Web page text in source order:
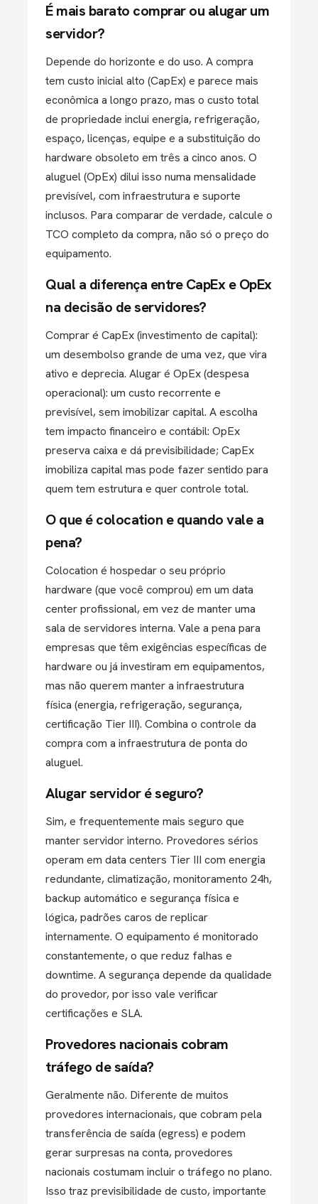
É mais barato comprar ou alugar um
servidor?
Depende do horizonte e do uso. A compra
tem custo inicial alto (CapEx) e parece mais
econômica a longo prazo, mas o custo total
de propriedade inclui energia, refrigeração,
espaço, licenças, equipe e a substituição do
hardware obsoleto em três a cinco anos. O
aluguel (OpEx) dilui isso numa mensalidade
previsível, com infraestrutura e suporte
inclusos. Para comparar de verdade, calcule o
TCO completo da compra, não só o preço do
equipamento.
Qual a diferença entre CapEx e OpEx
na decisão de servidores?
Comprar é CapEx (investimento de capital):
um desembolso grande de uma vez, que vira
ativo e deprecia. Alugar é OpEx (despesa
operacional): um custo recorrente e
previsível, sem imobilizar capital. A escolha
tem impacto financeiro e contábil: OpEx
preserva caixa e dá previsibilidade; CapEx
imobiliza capital mas pode fazer sentido para
quem tem estrutura e quer controle total.
O que é colocation e quando vale a
pena?
Colocation é hospedar o seu próprio
hardware (que você comprou) em um data
center profissional, em vez de manter uma
sala de servidores interna. Vale a pena para
empresas que têm exigências específicas de
hardware ou já investiram em equipamentos,
mas não querem manter a infraestrutura
física (energia, refrigeração, segurança,
certificação Tier III). Combina o controle da
compra com a infraestrutura de ponta do
aluguel.
Alugar servidor é seguro?
Sim, e frequentemente mais seguro que
manter servidor interno. Provedores sérios
operam em data centers Tier III com energia
redundante, climatização, monitoramento 24h,
backup automático e segurança física e
lógica, padrões caros de replicar
internamente. O equipamento é monitorado
constantemente, o que reduz falhas e
downtime. A segurança depende da qualidade
do provedor, por isso vale verificar
certificações e SLA.
Provedores nacionais cobram
tráfego de saída?
Geralmente não. Diferente de muitos
provedores internacionais, que cobram pela
transferência de saída (egress) e podem
gerar surpresas na conta, provedores
nacionais costumam incluir o tráfego no plano.
Isso traz previsibilidade de custo, importante